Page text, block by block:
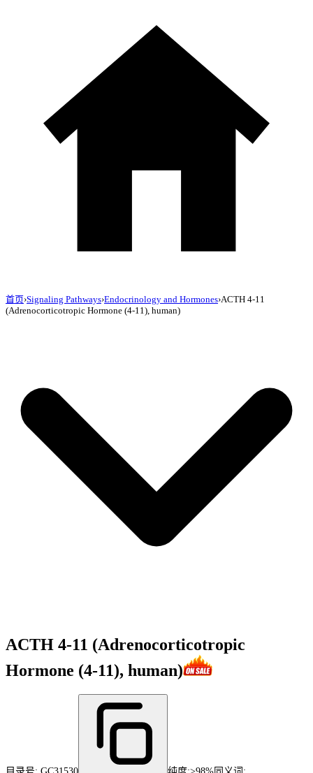
首页›Signaling Pathways›Endocrinology and Hormones›ACTH 4-11
(Adrenocorticotropic Hormone (4-11), human)
ACTH 4-11 (Adrenocorticotropic
Hormone (4-11), human)